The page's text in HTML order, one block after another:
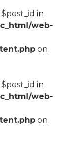
in
web-
on
in
web-
on